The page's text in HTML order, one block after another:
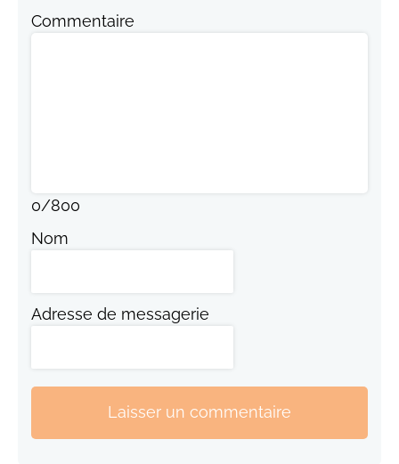
Commentaire
0/800
Nom
Adresse de messagerie
Laisser un commentaire